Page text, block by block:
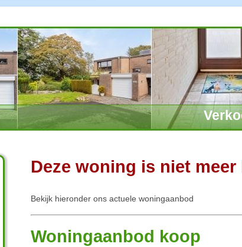
Deze woning is niet meer
Bekijk hieronder ons actuele woningaanbod
Woningaanbod koop